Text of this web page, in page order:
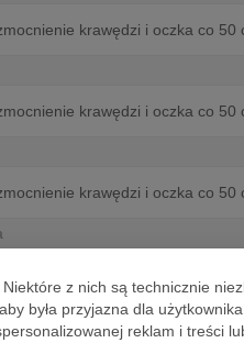
z nich są technicznie
była przyjazna dla
reklam i treści